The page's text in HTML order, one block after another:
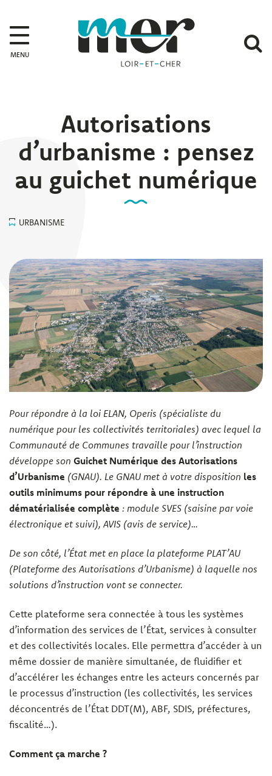
MENU
Autorisations
d’urbanisme : pensez
au guichet numérique
URBANISME
Pour répondre à la loi ELAN, Operis (spécialiste du
numérique pour les collectivités territoriales) avec lequel la
Communauté de Communes travaille pour l’instruction
développe son Guichet Numérique des Autorisations
d’Urbanisme (GNAU). Le GNAU met à votre disposition les
outils minimums pour répondre à une instruction
dématérialisée complète : module SVES (saisine par voie
électronique et suivi), AVIS (avis de service)…
De son côté, l’État met en place la plateforme PLAT’AU
(Plateforme des Autorisations d’Urbanisme) à laquelle nos
solutions d’instruction vont se connecter.
Cette plateforme sera connectée à tous les systèmes
d’information des services de l’État, services à consulter
et des collectivités locales. Elle permettra d’accéder à un
même dossier de manière simultanée, de fluidifier et
d’accélérer les échanges entre les acteurs concernés par
le processus d’instruction (les collectivités, les services
déconcentrés de l’État DDT(M), ABF, SDIS, préfectures,
fiscalité…).
Comment ça marche ?